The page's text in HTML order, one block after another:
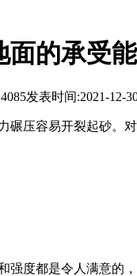
的承受
发表时间:2021-12-
碾压容易开裂起砂。
强度都是令人满意的